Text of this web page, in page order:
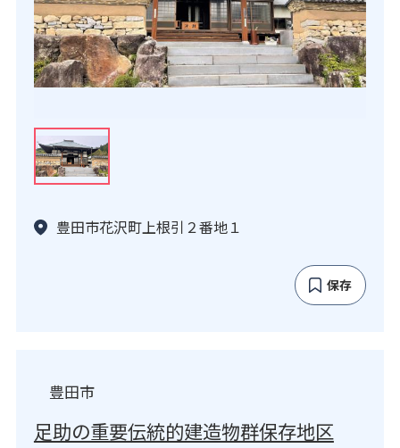
豊田市花沢町上根引２番地１
保存
豊田市
足助の重要伝統的建造物群保存地区